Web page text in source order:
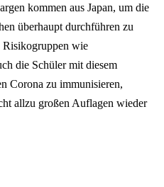
kommen aus Japan, um die
überhaupt durchführen zu
Risikogruppen wie
die Schüler mit diesem
Corona zu immunisieren,
allzu großen Auflagen wieder